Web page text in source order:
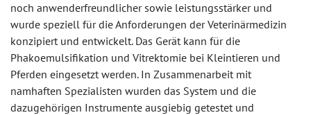
noch anwenderfreundlicher sowie leistungsstärker und
wurde speziell für die Anforderungen der Veterinärmedizin
konzipiert und entwickelt. Das Gerät kann für die
Phakoemulsifikation und Vitrektomie bei Kleintieren und
Pferden eingesetzt werden. In Zusammenarbeit mit
namhaften Spezialisten wurden das System und die
dazugehörigen Instrumente ausgiebig getestet und